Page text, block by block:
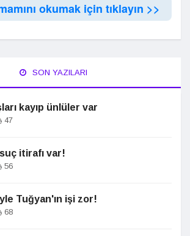
okumak için tıklayın >>
SON YAZILARI
kayıp ünlüler var
47
itirafı var!
56
Tuğyan'ın işi zor!
68